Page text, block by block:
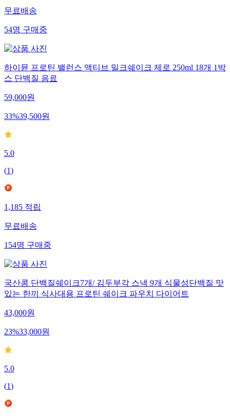
무료배송
54명구매중
하이뮨 프로틴 밸런스 액티브 밀크쉐이크 제로 250ml 18개 1박
스 단백질 음료
59,000원
33%39,500원
5.0
(1)
1,185적립
무료배송
154명구매중
국산콩 단백질쉐이크7개/ 김두부각 스낵 9개 식물성단백질 맛
있는 한끼 식사대용 프로틴 쉐이크 파우치 다이어트
43,000원
23%33,000원
5.0
(1)